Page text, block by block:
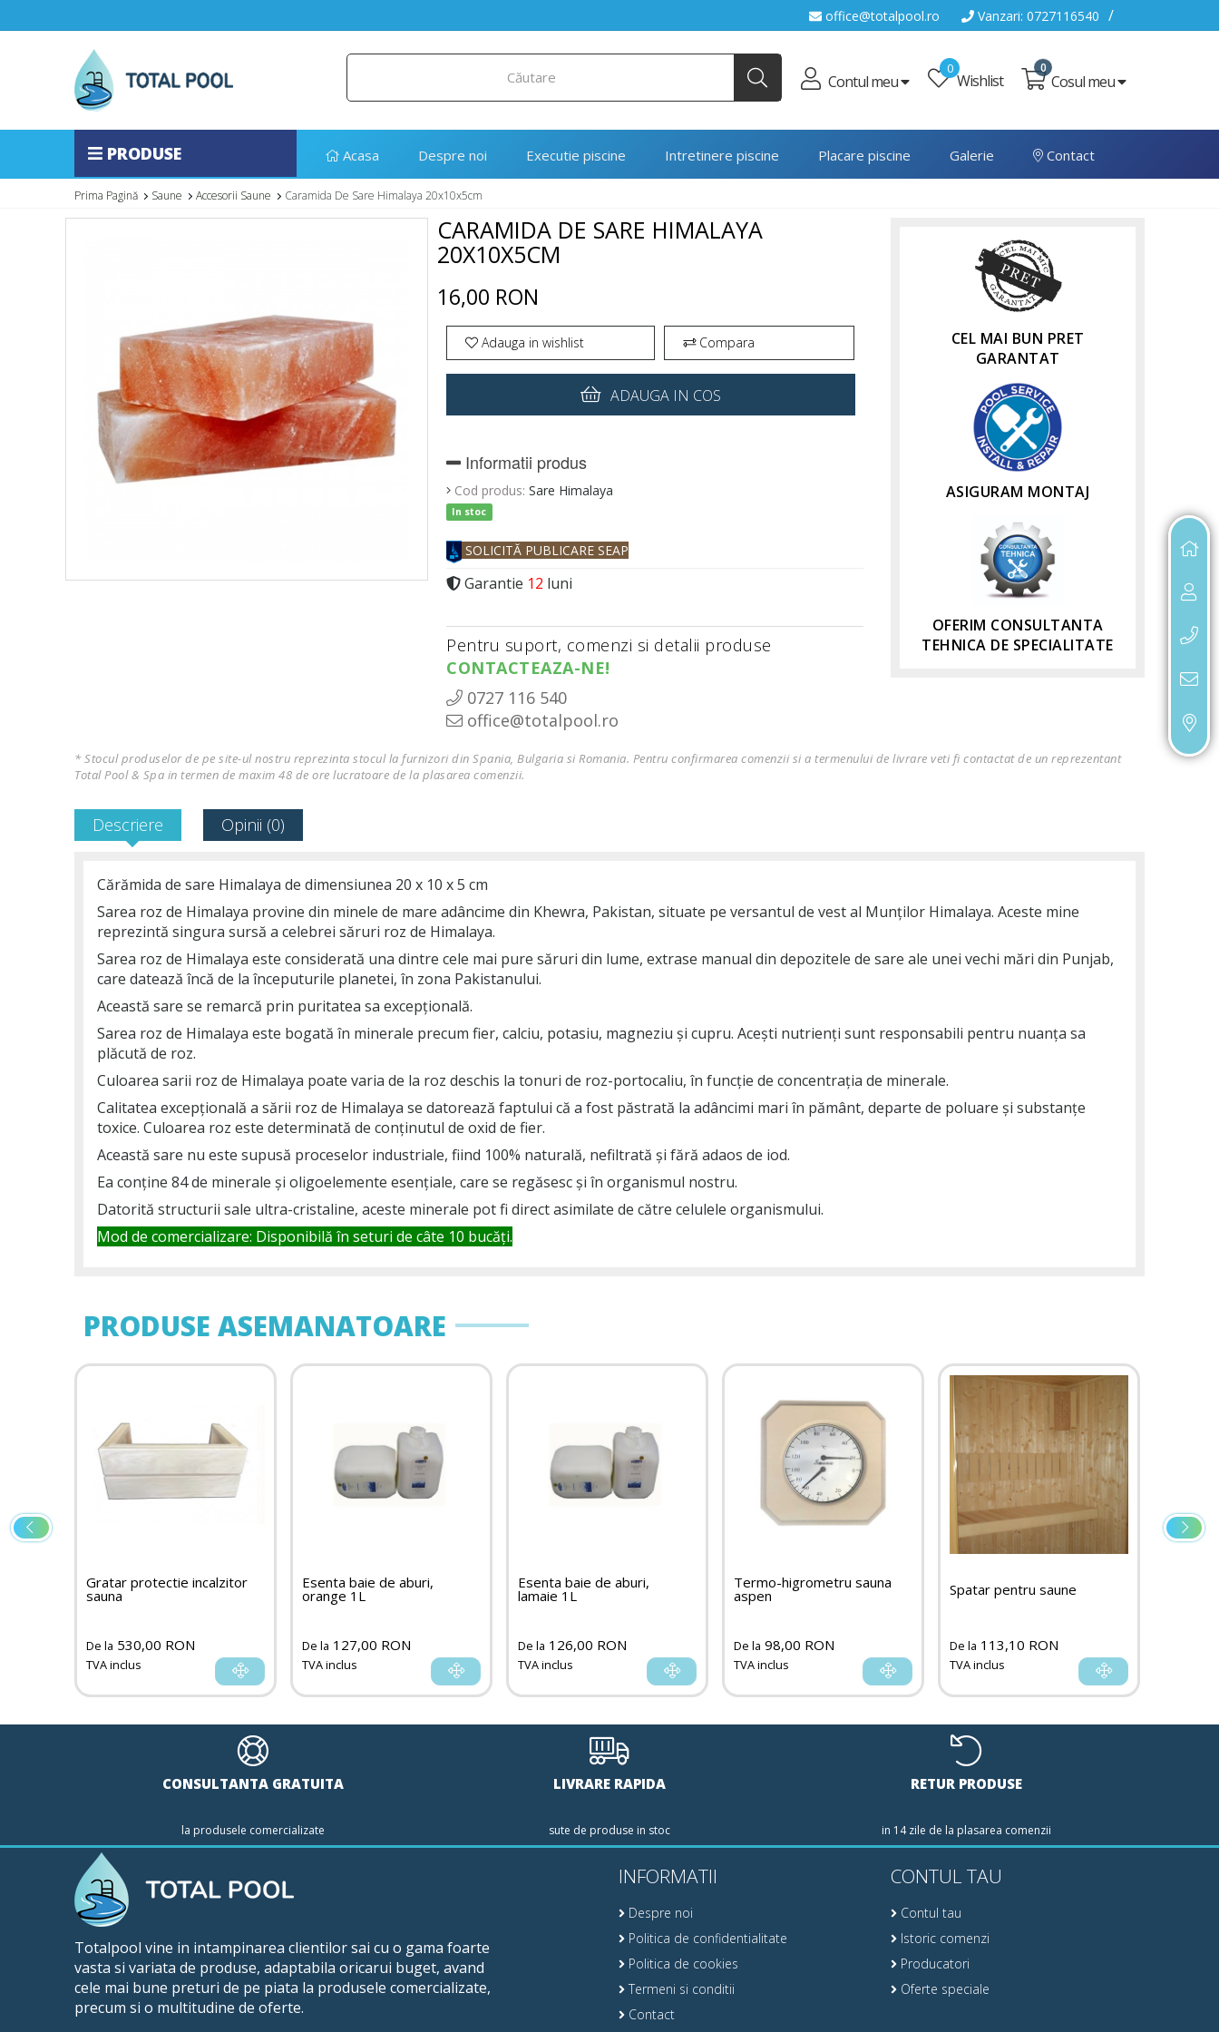
office@totalpool.ro Vanzari: 0727116540 /
Contul meu
0
Wishlist
0
Cosul meu
PRODUSE Acasa Despre noi Executie piscine Intretinere piscine Placare piscine Galerie Contact
Prima Pagină Saune Accesorii Saune Caramida De Sare Himalaya 20x10x5cm
CARAMIDA DE SARE HIMALAYA
20X10X5CM
16,00 RON
Adauga in wishlist Compara
ADAUGA IN COS
Informatii produs
Cod produs: Sare Himalaya
In stoc
SOLICITĂ PUBLICARE SEAP
Garantie 12 luni
Pentru suport, comenzi si detalii produse
CONTACTEAZA-NE!
0727 116 540
office@totalpool.ro
CEL MAI BUN PRET
GARANTAT
ASIGURAM MONTAJ
OFERIM CONSULTANTA
TEHNICA DE SPECIALITATE
* Stocul produselor de pe site-ul nostru reprezinta stocul la furnizori din Spania, Bulgaria si Romania. Pentru confirmarea comenzii si a termenului de livrare veti fi contactat de un reprezentant
Total Pool & Spa in termen de maxim 48 de ore lucratoare de la plasarea comenzii.
Descriere Opinii (0)
Cărămida de sare Himalaya de dimensiunea 20 x 10 x 5 cm
Sarea roz de Himalaya provine din minele de mare adâncime din Khewra, Pakistan, situate pe versantul de vest al Munților Himalaya. Aceste mine
reprezintă singura sursă a celebrei săruri roz de Himalaya.
Sarea roz de Himalaya este considerată una dintre cele mai pure săruri din lume, extrase manual din depozitele de sare ale unei vechi mări din Punjab,
care datează încă de la începuturile planetei, în zona Pakistanului.
Această sare se remarcă prin puritatea sa excepțională.
Sarea roz de Himalaya este bogată în minerale precum fier, calciu, potasiu, magneziu și cupru. Acești nutrienți sunt responsabili pentru nuanța sa
plăcută de roz.
Culoarea sarii roz de Himalaya poate varia de la roz deschis la tonuri de roz-portocaliu, în funcție de concentrația de minerale.
Calitatea excepțională a sării roz de Himalaya se datorează faptului că a fost păstrată la adâncimi mari în pământ, departe de poluare și substanțe
toxice. Culoarea roz este determinată de conținutul de oxid de fier.
Această sare nu este supusă proceselor industriale, fiind 100% naturală, nefiltrată și fără adaos de iod.
Ea conține 84 de minerale și oligoelemente esențiale, care se regăsesc și în organismul nostru.
Datorită structurii sale ultra-cristaline, aceste minerale pot fi direct asimilate de către celulele organismului.
Mod de comercializare: Disponibilă în seturi de câte 10 bucăți.
PRODUSE ASEMANATOARE
Gratar protectie incalzitor
sauna
De la 530,00 RON
TVA inclus
Esenta baie de aburi,
orange 1L
De la 127,00 RON
TVA inclus
Esenta baie de aburi,
lamaie 1L
De la 126,00 RON
TVA inclus
Termo-higrometru sauna
aspen
De la 98,00 RON
TVA inclus
Spatar pentru saune
De la 113,10 RON
TVA inclus
CONSULTANTA GRATUITA
la produsele comercializate
LIVRARE RAPIDA
sute de produse in stoc
RETUR PRODUSE
in 14 zile de la plasarea comenzii
Totalpool vine in intampinarea clientilor sai cu o gama foarte
vasta si variata de produse, adaptabila oricarui buget, avand
cele mai bune preturi de pe piata la produsele comercializate,
precum si o multitudine de oferte.
INFORMATII
Despre noi
Politica de confidentialitate
Politica de cookies
Termeni si conditii
Contact
CONTUL TAU
Contul tau
Istoric comenzi
Producatori
Oferte speciale